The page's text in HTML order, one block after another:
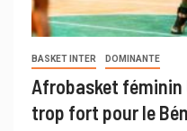
BASKET INTER DOMINANTE
Afrobasket féminin
trop fort pour le